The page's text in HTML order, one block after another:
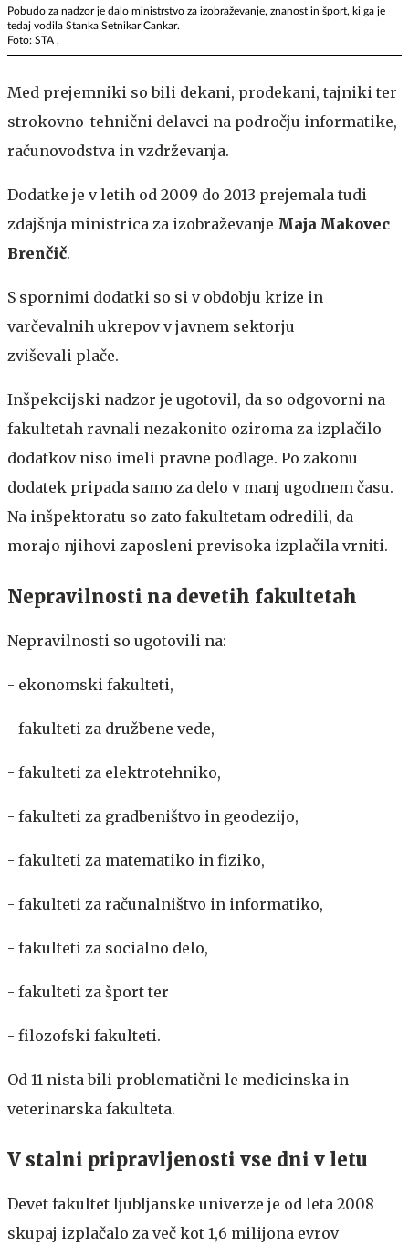
Pobudo za nadzor je dalo ministrstvo za izobraževanje, znanost in šport, ki ga je
tedaj vodila Stanka Setnikar Cankar.
Foto: STA ,
Med prejemniki so bili dekani, prodekani, tajniki ter
strokovno-tehnični delavci na področju informatike,
računovodstva in vzdrževanja.
Dodatke je v letih od 2009 do 2013 prejemala tudi
zdajšnja ministrica za izobraževanje Maja Makovec
Brenčič.
S spornimi dodatki so si v obdobju krize in
varčevalnih ukrepov v javnem sektorju
zviševali plače.
Inšpekcijski nadzor je ugotovil, da so odgovorni na
fakultetah ravnali nezakonito oziroma za izplačilo
dodatkov niso imeli pravne podlage. Po zakonu
dodatek pripada samo za delo v manj ugodnem času.
Na inšpektoratu so zato fakultetam odredili, da
morajo njihovi zaposleni previsoka izplačila vrniti.
Nepravilnosti na devetih fakultetah
Nepravilnosti so ugotovili na:
- ekonomski fakulteti,
- fakulteti za družbene vede,
- fakulteti za elektrotehniko,
- fakulteti za gradbeništvo in geodezijo,
- fakulteti za matematiko in fiziko,
- fakulteti za računalništvo in informatiko,
- fakulteti za socialno delo,
- fakulteti za šport ter
- filozofski fakulteti.
Od 11 nista bili problematični le medicinska in
veterinarska fakulteta.
V stalni pripravljenosti vse dni v letu
Devet fakultet ljubljanske univerze je od leta 2008
skupaj izplačalo za več kot 1,6 milijona evrov